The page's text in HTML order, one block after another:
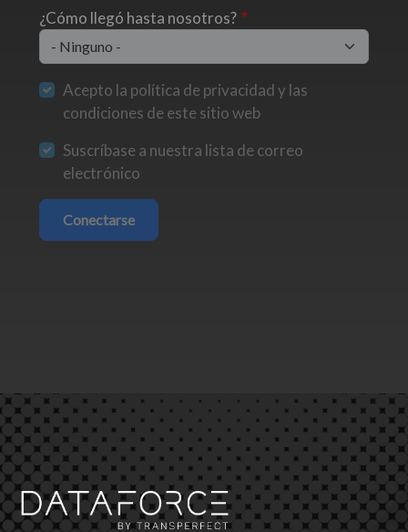
¿Cómo llegó hasta nosotros?
Acepto la política de privacidad y las
condiciones de este sitio web
Suscríbase a nuestra lista de correo
electrónico
Conectarse